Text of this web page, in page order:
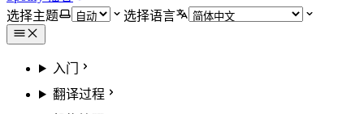
选择主题
选择语言
入门
翻译过程